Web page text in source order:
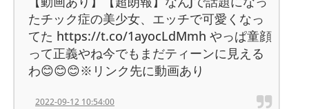
たチック症の美少女、エッチで可愛くなっ
てた https://t.co/1ayocLdMmh やっぱ童顔
って正義やね今でもまだティーンに見える
わ😊😊😊※リンク先に動画あり
2022-09-12 10:54:00